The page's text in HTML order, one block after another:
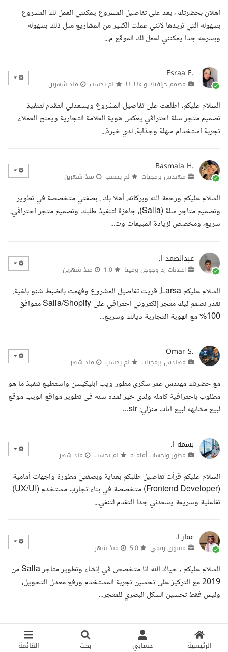
الرئيسية حسابي بحث القائمة
اهلان بحضرتك ، بعد على تفاصيل المشروع يمكنني العمل لك المشروع
بسهوله التي تريدها لانني عملت الكثير من المشاريع مثل ذلك بسهوله
وبسرعه جدا يمكنني اعمل لك الموقع م...
Esraa E.
مصمم جرافيك و Ui Ux لم يحسب منذ شهرين
السلام عليكم، اطلعت على تفاصيل المشروع ويسعدني التقدم لتنفيذ
تصميم متجر سلة احترافي يعكس هوية العلامة التجارية ويمنح العملاء
تجربة استخدام سهلة وجذابة. لدي خبرة...
Basmala H.
مهندس برمجيات لم يحسب منذ شهرين
السلام عليكم ورحمة الله وبركاته، أهلا بك . بصفتي متخصصة في تطوير
وتصميم متاجر سلة (Salla)، جاهزة لتنفيذ طلبك وتصميم متجر احترافي،
سريع، ومخصص لزيادة المبيعات وت...
عبدالصمد ا.
اعلانات زد وجوجل وميتا منذ شهرين
السلام عليكم Larsa، قريت تفاصيل المشروع وفهمت بالضبط شنو باغية.
نقدر نصمم ليك متجر إلكتروني احترافي على Salla/Shopify متوافق
100% مع الهوية التجارية ديالك وسريع...
Omar S.
مهندس برمجيات لم يحسب منذ شهر
مع حضرتك مهندس عمر شكرى مطور ويب ابليكيشن واستطيع تنفبذ ما هو
مطلوب باحترافية كامله ولدى خير لمده سنه فى تطوير مواقع الويب موقع
لبيع مشابهه لبيع اثاث منزلي: str...
بسمه ا.
مطور واجهات أمامية لم يحسب منذ شهر
السلام عليكم قرأت تفاصيل طلبكم بعناية وبصفتي مطورة واجهات أمامية
(Frontend Developer) متخصصة في بناء تجارب مستخدم (UX/UI)
تفاعلية وسريعة يسعدني جدا التقدم لتنفي...
عمار ا.
مسوق رقمي منذ شهر
السلام عليكم , حياك الله انا متخصص في إنشاء وتطوير متاجر Salla من
2019 مع التركيز على تحسين تجربة المستخدم ورفع معدل التحويل،
وليس فقط تحسين الشكل البصري للمتجر...